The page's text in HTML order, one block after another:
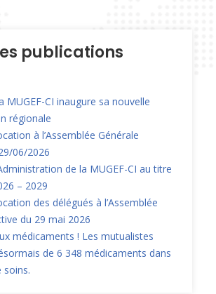
publications
MUGEF-CI inaugure sa nouvelle
régionale
à l’Assemblée Générale
06/2026
de la MUGEF-CI au titre
– 2029
des délégués à l’Assemblée
du 29 mai 2026
médicaments ! Les mutualistes
de 6 348 médicaments dans
soins.